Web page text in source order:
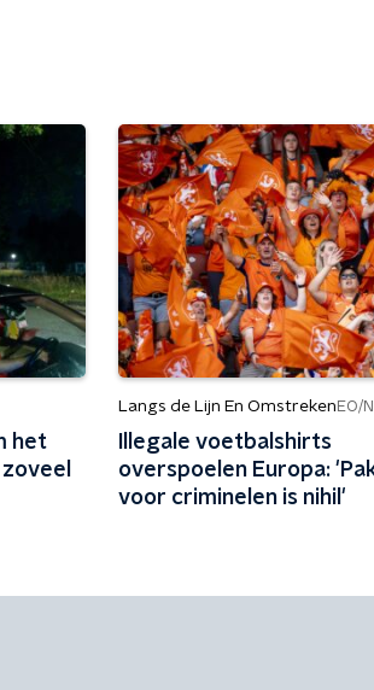
het
Langs de Lijn En Omstreken EO/
Illegale voetbalshirts
overspoelen Europa:
voor criminelen is nihil'